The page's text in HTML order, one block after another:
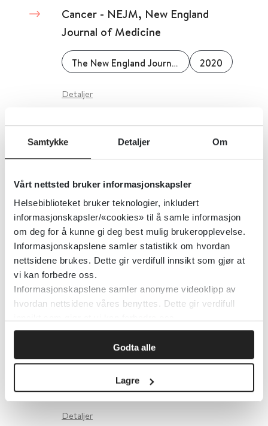
Samtykke Detaljer Om
Vårt nettsted bruker informasjonskapsler
Helsebiblioteket bruker teknologier, inkludert
informasjonskapsler/«cookies» til å samle informasjon
om deg for å kunne gi deg best mulig brukeropplevelse.
Informasjonskapslene samler statistikk om hvordan
nettsidene brukes. Dette gir verdifull innsikt som gjør at
vi kan forbedre oss.
Informasjonskapslene samler anonyme videoklipp av
hvordan nettsidene våres benyttes. Dette gir verdifull
Godta alle
Lagre
Cancer - NEJM, New England
Journal of Medicine
The New England Journal of Medicine 2020
Detaljer
Cancer care Ontario
Detaljer
Campbell Systematic Reviews
Campbell Collaboration
Detaljer
Campbell Library
Detaljer